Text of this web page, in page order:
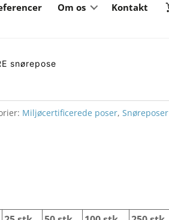
Om os Kontakt
snørepose
Miljøcertificerede poser, Snøreposer